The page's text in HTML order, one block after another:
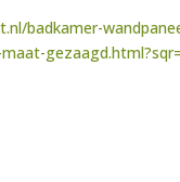
badkamer-